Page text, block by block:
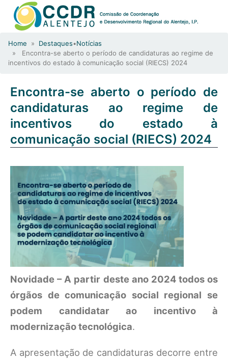
Home » Destaques•Notícias
» Encontra-se aberto o período de candidaturas ao regime de
incentivos do estado à comunicação social (RIECS) 2024
Encontra-se aberto o período de
candidaturas ao regime de
incentivos do estado à
comunicação social (RIECS) 2024
Novidade – A partir deste ano 2024 todos os
órgãos de comunicação social regional se
podem candidatar ao incentivo à
modernização tecnológica.
A apresentação de candidaturas decorre entre